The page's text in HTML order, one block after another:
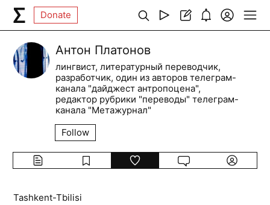
Donate
Антон Платонов
лингвист, литературный переводчик,
разработчик, один из авторов телеграм-
канала "дайджест антропоцена",
редактор рубрики "переводы" телеграм-
канала "Метажурнал"
Follow
Tashkent-Tbilisi